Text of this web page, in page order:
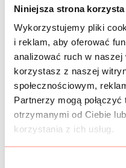
Niniejsza strona
Wykorzystujemy pliki
i reklam, aby oferować
analizować ruch w
korzystasz z naszej
społecznościowym,
Partnerzy mogą
otrzymanymi od Ciebie
korzystania z ich usług.
Ekskluzywny żakard z
organzie w perłowej
klasycznego i jasnego
Materiał transparentny,
połyskujący, z
jak i lewej stronie z
Ta żakardowa tkanina
suknie, sukienki,
wykończeniowe.